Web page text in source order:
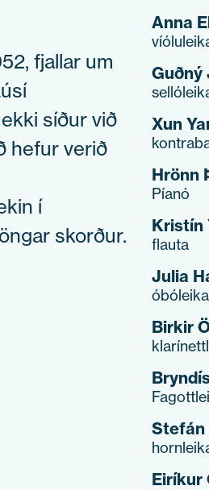
fjallar um
síður við
hefur verið
í
skorður.
Anna
Guðný
Xun
Hrönn
Píanó
Kristín
flauta
Julia
Birkir
Stefán
Eiríkur